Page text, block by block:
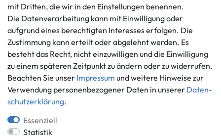
Kontaktformular
Widerrufs­recht
Vertrag widerrufen
Informationen
Über uns
Häufig gestellte Fragen
Zahlung und Versand
Zahlungsmöglichkeiten
mit Dritten, die wir in den Einstellungen benennen.
Die Datenverarbeitung kann mit Einwilligung oder
aufgrund eines berechtigten Interesses erfolgen. Die
Zustimmung kann erteilt oder abgelehnt werden. Es
besteht das Recht, nicht einzuwilligen und die Einwilligung
zu einem späteren Zeitpunkt zu ändern oder zu widerrufen.
Beachten Sie unser Impressum und weitere Hinweise zur
Verwendung personenbezogener Daten in unserer Daten­
schutz­erklärung.
Essenziell
Statistik